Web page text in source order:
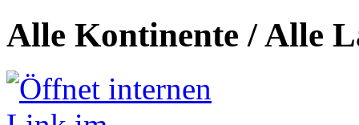
Alle Kontinente / Alle